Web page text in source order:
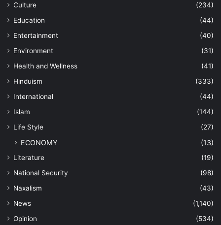
Culture
(234)
Education
(44)
Entertainment
(40)
Environment
(31)
Health and Wellness
(41)
Hinduism
(333)
International
(44)
Islam
(144)
Life Style
(27)
ECONOMY (13)
Literature
(19)
National Security
(98)
Naxalism
(43)
News
(1,140)
Opinion
(534)